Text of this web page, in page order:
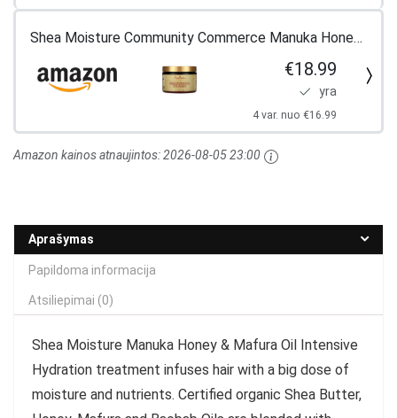
Shea Moisture Community Commerce Manuka Honey
& Mafura Oil Intensive Hydration Hair Masque 350ml
€18.99
yra
4 var. nuo €16.99
Amazon kainos atnaujintos:2026-08-05 23:00
Aprašymas
Papildoma informacija
Atsiliepimai (0)
Shea Moisture Manuka Honey & Mafura Oil Intensive
Hydration treatment infuses hair with a big dose of
moisture and nutrients. Certified organic Shea Butter,